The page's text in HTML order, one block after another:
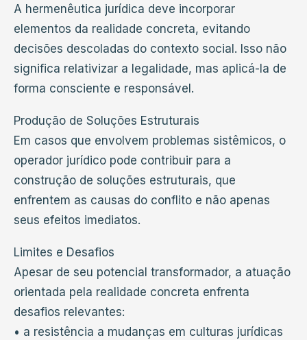
A hermenêutica jurídica deve incorporar
elementos da realidade concreta, evitando
decisões descoladas do contexto social. Isso não
significa relativizar a legalidade, mas aplicá-la de
forma consciente e responsável.
Produção de Soluções Estruturais
Em casos que envolvem problemas sistêmicos, o
operador jurídico pode contribuir para a
construção de soluções estruturais, que
enfrentem as causas do conflito e não apenas
seus efeitos imediatos.
Limites e Desafios
Apesar de seu potencial transformador, a atuação
orientada pela realidade concreta enfrenta
desafios relevantes:
• a resistência a mudanças em culturas jurídicas